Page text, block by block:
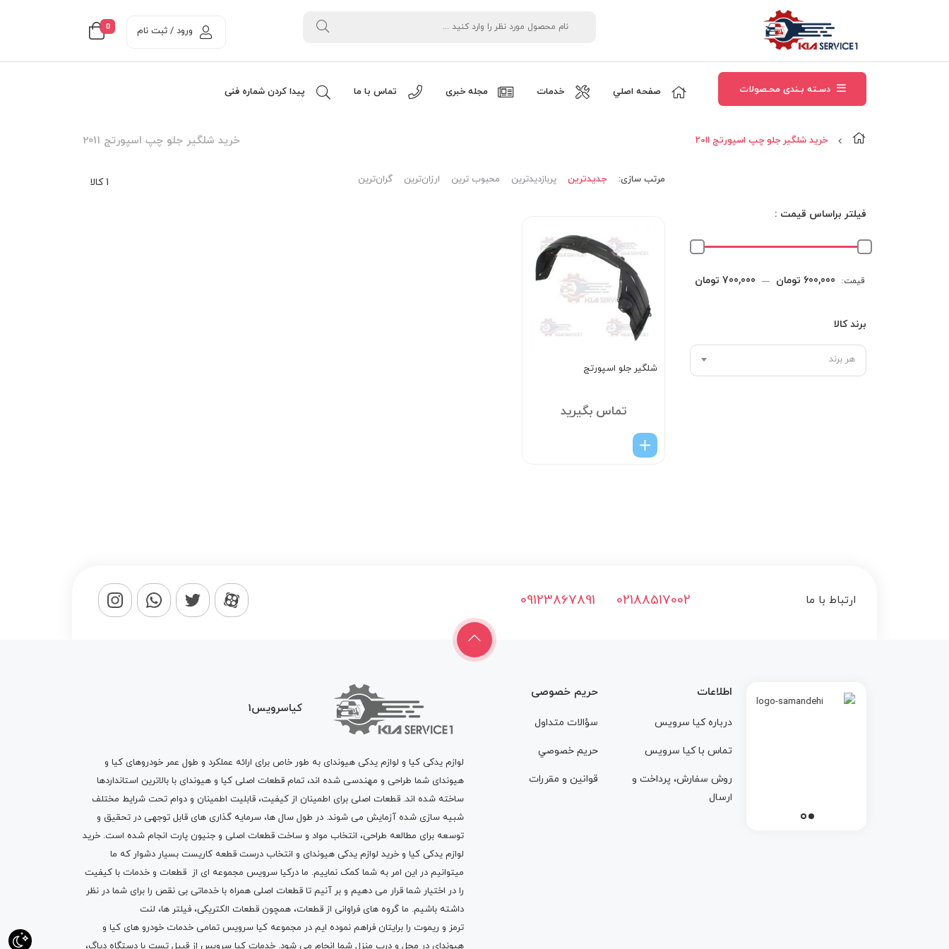
0 ورود / ثبت نام
دسـته بـندی محـصولات صفحه اصلي خدمات مجله خبری تماس با ما پیدا کردن شماره فنی
خرید شلگیر جلو چپ اسپورتج 2011 خرید شلگیر جلو چپ اسپورتج 2011
فیلتر براساس قیمت :
حداقل
حداکثر
قیمت: 600,000 تومان — 700,000 تومان
برند کالا
هر برند
1 کالا مرتب‌ سازی: جدیدترین پربازدیدترین محبوب ترین ارزان‌ترین گران‌ترین
شلگیر جلو اسپورتج
تماس بگیرید
ارتباط با ما 09123867891 02188517002
اطلاعات
درباره کيا سرويس
تماس با کيا سرويس
روش سفارش، پرداخت و
ارسال
حریم خصوصی
سؤالات متداول
حريم خصوصي
قوانين و مقررات
کیاسرویس1
لوازم یدکی کیا و لوازم یدکی هیوندای به طور خاص برای ارائه عملکرد و طول عمر خودروهای کیا و
هیوندای شما طراحی و مهندسی شده اند، تمام قطعات اصلی کیا و هیوندای با بالاترین استانداردها
ساخته شده اند. قطعات اصلی برای اطمینان از کیفیت، قابلیت اطمینان و دوام تحت شرایط مختلف
شبیه سازی شده آزمایش می شوند. در طول سال ها، سرمایه گذاری های قابل توجهی در تحقیق و
توسعه برای مطالعه طراحی، انتخاب مواد و ساخت قطعات اصلی و جنیون پارت انجام شده است. خرید
لوازم یدکی کیا و خرید لوازم یدکی هیوندای و انتخاب درست قطعه کاریست بسیار دشوار که ما
میتوانیم در این امر به شما کمک نماییم. ما درکیا سرویس مجموعه ای از قطعات و خدمات با کیفیت
را در اختیار شما قرار می دهیم و بر آنیم تا قطعات اصلی همراه با خدماتی بی نقص را برای شما در نظر
داشته باشیم. ما گروه های فراوانی از قطعات، همچون قطعات الکتریکی، فیلتر ها، لنت
ترمز و ریموت را برایتان فراهم نموده ایم در مجموعه کیا سرویس تمامی خدمات خودرو های کیا و
هیوندای در محل و درب منزل شما انجام می شود. خدمات کیا سرویس از قبیل تست با دستگاه دیاگ،